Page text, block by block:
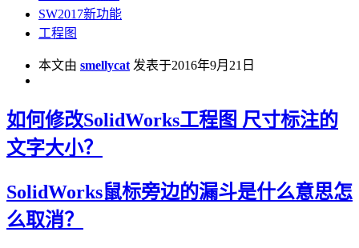
SW2017新功能
工程图
本文由 smellycat 发表于2016年9月21日
如何修改SolidWorks工程图 尺寸标注的
文字大小？
SolidWorks鼠标旁边的漏斗是什么意思怎
么取消？